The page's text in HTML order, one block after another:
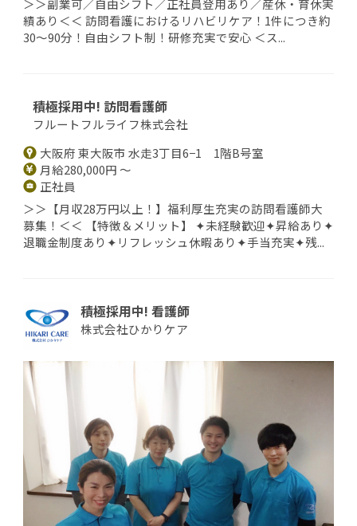
＞＞副業可／自由シフト／正社員登用あり／産休・育休実
績あり＜＜ 訪問看護におけるリハビリケア！1件につき約
30～90分！自由シフト制！研修充実で安心 ＜ス...
積極採用中! 訪問看護師
フルートフルライフ株式会社
大阪府 東大阪市 水走3丁目6−1 1階B号室
月給280,000円 ～
正社員
＞＞【月収28万円以上！】福利厚生充実の訪問看護師大
募集！＜＜ 【特徴＆メリット】 ✦未経験歓迎✦昇給あり✦
退職金制度あり✦リフレッシュ休暇あり✦手当充実✦残...
積極採用中! 看護師
株式会社ひかりケア